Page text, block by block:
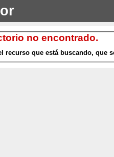
no encontrado.
recurso que está buscando,